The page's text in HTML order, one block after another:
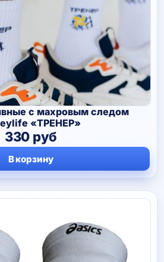
с махровым следом
«ТРЕНЕР»
330 руб
В корзину